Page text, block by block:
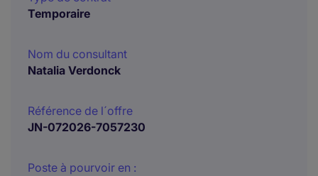
Temporaire
Nom du consultant
Natalia Verdonck
Référence de l´offre
JN-072026-7057230
Poste à pourvoir en :